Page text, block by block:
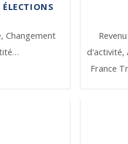
Changement
d'activité,
France